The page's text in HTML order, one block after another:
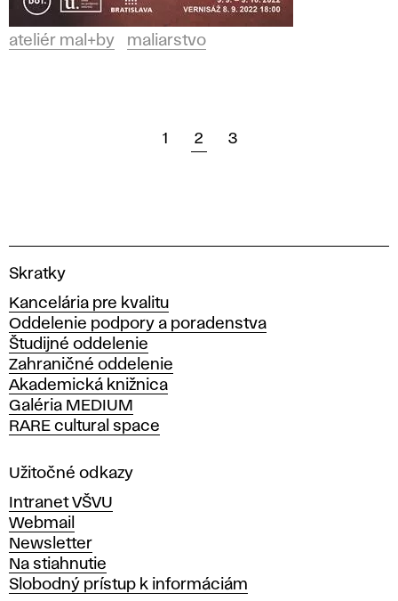
ateliér mal+by maliarstvo
1 2 3
V
s
o
k
á
š
k
o
a
ý
t
v
a
r
Skratky
Kancelária pre kvalitu
Oddelenie podpory a poradenstva
Študijné oddelenie
Zahraničné oddelenie
Akademická knižnica
Galéria MEDIUM
RARE cultural space
Užitočné odkazy
Intranet VŠVU
Webmail
Newsletter
Na stiahnutie
Slobodný prístup k informáciám